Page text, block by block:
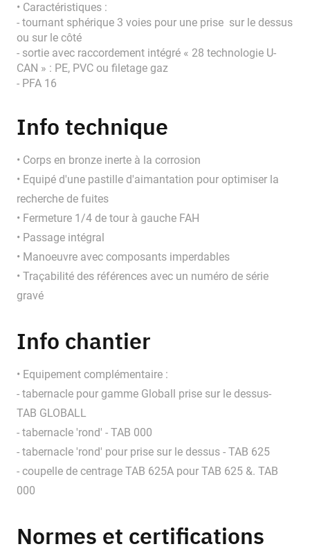
• Caractéristiques :
- tournant sphérique 3 voies pour une prise sur le dessus
ou sur le côté
- sortie avec raccordement intégré « 28 technologie U-
CAN » : PE, PVC ou filetage gaz
- PFA 16
Info technique
• Corps en bronze inerte à la corrosion
• Equipé d'une pastille d'aimantation pour optimiser la
recherche de fuites
• Fermeture 1/4 de tour à gauche FAH
• Passage intégral
• Manoeuvre avec composants imperdables
• Traçabilité des références avec un numéro de série
gravé
Info chantier
• Equipement complémentaire :
- tabernacle pour gamme Globall prise sur le dessus-
TAB GLOBALL
- tabernacle 'rond' - TAB 000
- tabernacle 'rond' pour prise sur le dessus - TAB 625
- coupelle de centrage TAB 625A pour TAB 625 &. TAB
000
Normes et certifications